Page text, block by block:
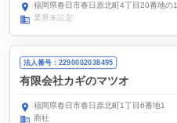
福岡県春日市春日原北町4丁目20番地の1
業界未設定
法人番号：2290002038495
有限会社カギのマツオ
福岡県春日市春日原北町1丁目6番地1
商社